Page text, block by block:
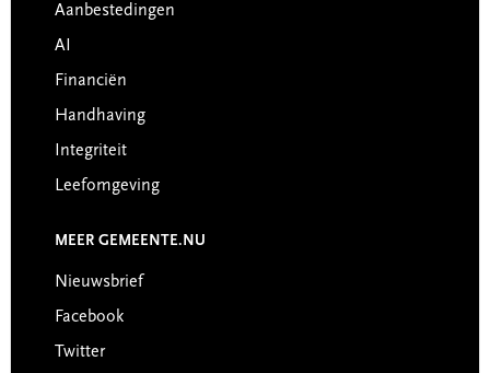
Aanbestedingen
AI
Financiën
Handhaving
Integriteit
Leefomgeving
MEER GEMEENTE.NU
Nieuwsbrief
Facebook
Twitter